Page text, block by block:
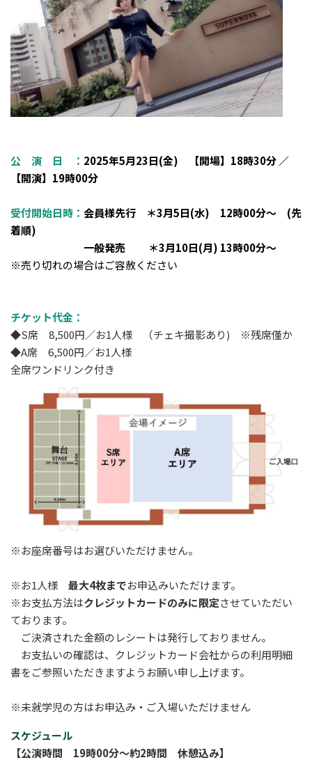
公 演 日 ： 2025年5月23日(金) 【開場】18時30分 ／
【開演】19時00分
受付開始日時： 会員様先行 ＊3月5日(水) 12時00分～ (先
着順)
一般発売 ＊3月10日(月) 13時00分～
※売り切れの場合はご容赦ください
チケット代金：
◆S席 8,500円／お1人様 （チェキ撮影あり) ※残席僅か
◆A席 6,500円／お1人様
全席ワンドリンク付き
※お座席番号はお選びいただけません。
※お1人様 最大4枚までお申込みいただけます。
※お支払方法はクレジットカードのみに限定させていただい
ております。
ご決済された金額のレシートは発行しておりません。
お支払いの確認は、クレジットカード会社からの利用明細
書をご参照いただきますようお願い申し上げます。
※未就学児の方はお申込み・ご入場いただけません
スケジュール
【公演時間 19時00分～約2時間 休憩込み】